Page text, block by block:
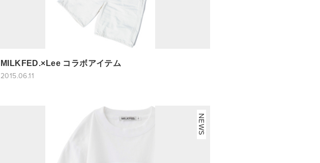
MILKFED.×Lee コラボアイテム
2015.06.11
NEWS